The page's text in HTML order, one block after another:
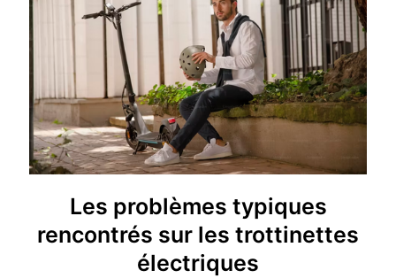
Les problèmes typiques
rencontrés sur les trottinettes
électriques